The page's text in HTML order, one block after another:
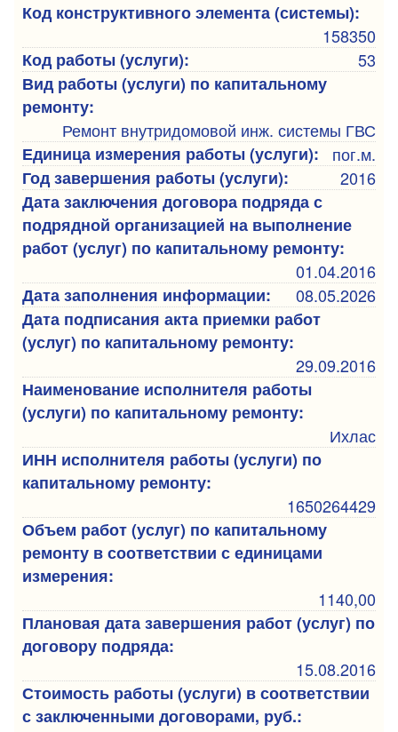
Код конструктивного элемента (системы):
158350
Код работы (услуги):
53
Вид работы (услуги) по капитальному
ремонту:
Ремонт внутридомовой инж. системы ГВС
Единица измерения работы (услуги):
пог.м.
Год завершения работы (услуги):
2016
Дата заключения договора подряда с
подрядной организацией на выполнение
работ (услуг) по капитальному ремонту:
01.04.2016
Дата заполнения информации:
08.05.2026
Дата подписания акта приемки работ
(услуг) по капитальному ремонту:
29.09.2016
Наименование исполнителя работы
(услуги) по капитальному ремонту:
Ихлас
ИНН исполнителя работы (услуги) по
капитальному ремонту:
1650264429
Объем работ (услуг) по капитальному
ремонту в соответствии с единицами
измерения:
1140,00
Плановая дата завершения работ (услуг) по
договору подряда:
15.08.2016
Стоимость работы (услуги) в соответствии
с заключенными договорами, руб.: